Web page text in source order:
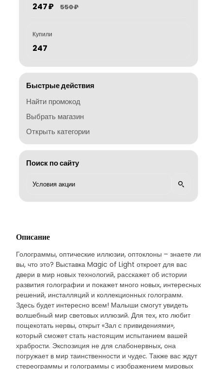
247 ₽ 550 ₽
Купили
247
Быстрые действия
Найти промокод
Выбрать магазин
Открыть категории
Поиск по сайту
Описание
Голограммы, оптические иллюзии, оптоклоны – знаете ли
вы, что это? Выставка Magic of Light откроет для вас
двери в мир новых технологий, расскажет об истории
развития голографии и покажет много новых, интересных
решений, инсталляций и коллекционных голограмм.
Здесь будет интересно всем! Малыши смогут увидеть
волшебный мир световых иллюзий. Для тех, кто любит
пощекотать нервы, открыт «Зал с привидениями»,
который сможет стать настоящим испытанием вашей
храбрости. Экспозиция не для слабонервных, она
погружает в мир таинственности и чудес. Также вас ждут
стереограммы и голограммы с изображением мировых